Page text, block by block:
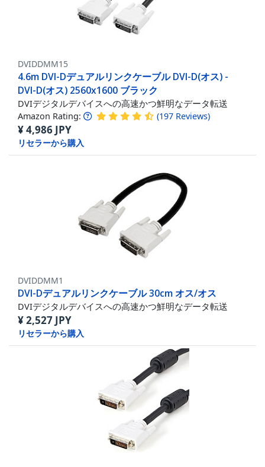
DVIDDMM15
4.6m DVI-Dデュアルリンクケーブル DVI-D(オス) -
DVI-D(オス) 2560x1600 ブラック
DVIデジタルデバイスへの高速かつ鮮明なデータ転送
Amazon Rating: (197 Reviews)
¥4,986 JPY
リセラーから購入
DVIDDMM1
DVI-Dデュアルリンクケーブル 30cm オス/オス
DVIデジタルデバイスへの高速かつ鮮明なデータ転送
¥2,527 JPY
リセラーから購入